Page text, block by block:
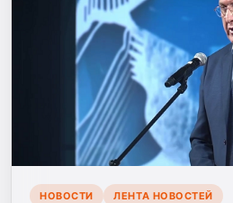
НОВОСТИ ЛЕНТА НОВОСТЕЙ